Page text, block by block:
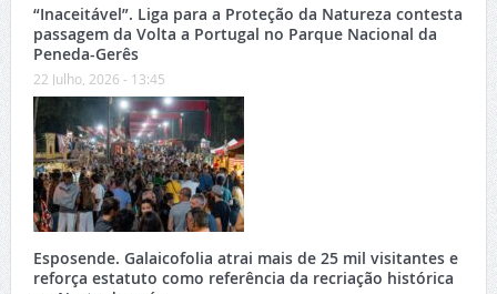
“Inaceitável”. Liga para a Proteção da Natureza contesta
passagem da Volta a Portugal no Parque Nacional da
Peneda-Gerês
22 Julho, 2026 - 13:45
Esposende. Galaicofolia atrai mais de 25 mil visitantes e
reforça estatuto como referência da recriação histórica